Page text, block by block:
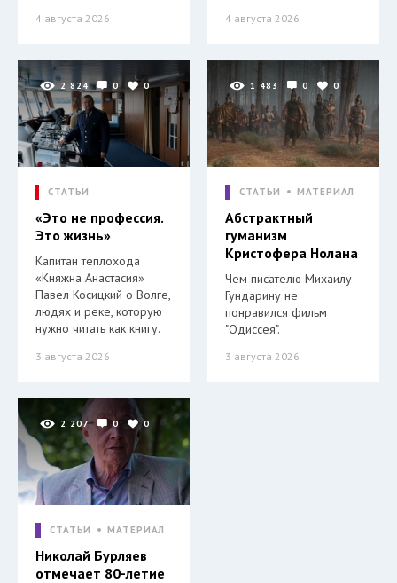
4 августа 2026 4 августа 2026
2 824 0 0
СТАТЬИ
«Это не профессия.
Это жизнь»
Капитан теплохода
«Княжна Анастасия»
Павел Косицкий о Волге,
людях и реке, которую
нужно читать как книгу.
3 августа 2026
1 483 0 0
СТАТЬИ МАТЕРИАЛ
Абстрактный
гуманизм
Кристофера Нолана
Чем писателю Михаилу
Гундарину не
понравился фильм
"Одиссея".
3 августа 2026
2 207 0 0
СТАТЬИ МАТЕРИАЛ
Николай Бурляев
отмечает 80-летие